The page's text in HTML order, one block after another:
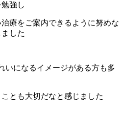
強し
療をご案内できるように努めな
した
いになるイメージがある方も多
とも大切だなと感じました